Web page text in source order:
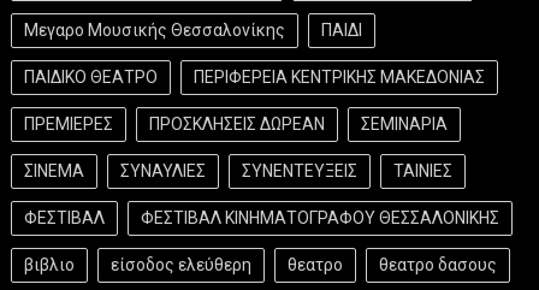
Μεγαρο Μουσικής Θεσσαλονίκης ΠΑΙΔΙ
ΠΑΙΔΙΚΟ ΘΕΑΤΡΟ ΠΕΡΙΦΕΡΕΙΑ ΚΕΝΤΡΙΚΗΣ ΜΑΚΕΔΟΝΙΑΣ
ΠΡΕΜΙΕΡΕΣ ΠΡΟΣΚΛΗΣΕΙΣ ΔΩΡΕΑΝ ΣΕΜΙΝΑΡΙΑ
ΣΙΝΕΜΑ ΣΥΝΑΥΛΙΕΣ ΣΥΝΕΝΤΕΥΞΕΙΣ ΤΑΙΝΙΕΣ
ΦΕΣΤΙΒΑΛ ΦΕΣΤΙΒΑΛ ΚΙΝΗΜΑΤΟΓΡΑΦΟΥ ΘΕΣΣΑΛΟΝΙΚΗΣ
βιβλιο είσοδος ελεύθερη θεατρο θεατρο δασους